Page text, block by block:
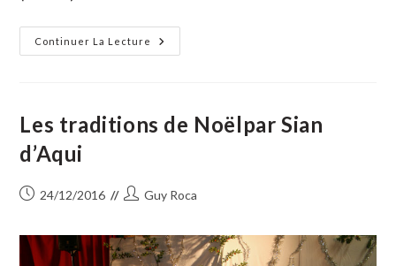
Continuer La Lecture
Le
Stage
Stéphane
Mari
Réussite
Les traditions de Noëlpar Sian
d’Aqui
Publication
24/12/2016
Auteur/autrice
publication :
Guy Roca